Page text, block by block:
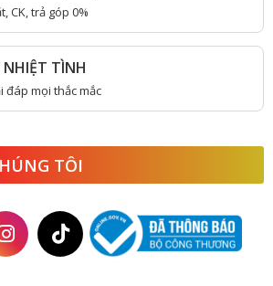
CK, trả góp 0%
TÌNH
đáp mọi thắc mắc
TÔI